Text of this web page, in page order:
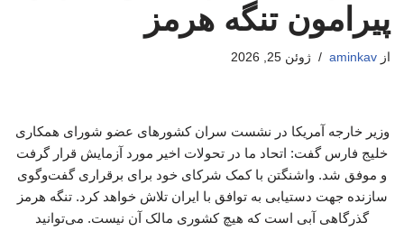
پیرامون تنگه هرمز
از aminkav ژوئن 25, 2026
وزیر خارجه آمریکا در نشست سران کشورهای عضو شورای همکاری
خلیج فارس گفت: اتحاد ما در تحولات اخیر مورد آزمایش قرار گرفت
و موفق شد. واشنگتن با کمک شرکای خود برای برقراری گفت‌وگوی
سازنده جهت دستیابی به توافق با ایران تلاش خواهد کرد. تنگه هرمز
گذرگاهی آبی است که هیچ کشوری مالک آن نیست. می‌توانید